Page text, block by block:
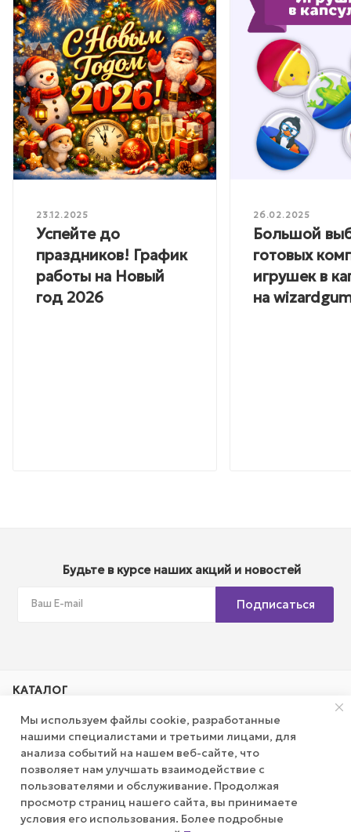
23.12.2025
Успейте до
праздников! График
работы на Новый
год 2026
26.02.2025
Большой
готовых
игрушек в
на
Будьте в курсе наших акций и новостей
Подписаться
КАТАЛОГ
КОМПАНИЯ
ПУБЛИЧНАЯ ОФЕРТА
Мы используем файлы cookie, разработанные
нашими специалистами и третьими лицами, для
анализа событий на нашем веб-сайте, что
позволяет нам улучшать взаимодействие с
пользователями и обслуживание. Продолжая
просмотр страниц нашего сайта, вы принимаете
условия его использования. Более подробные